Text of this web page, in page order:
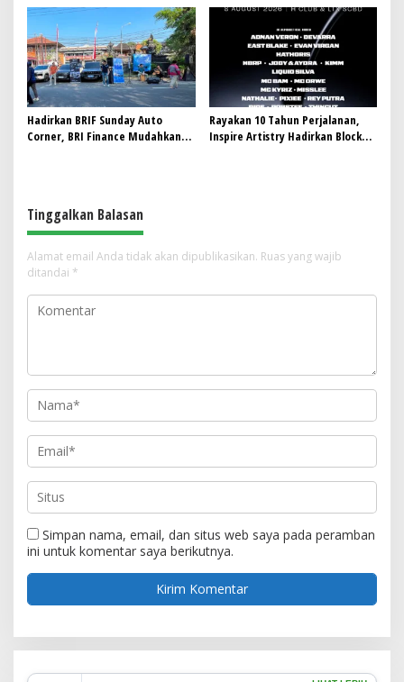
Pekerja di Pabrik Tembakau
Jadi Mahasiswa Angkatan
Pertama Magister ITSI
Hadirkan BRIF Sunday Auto
Corner, BRI Finance Mudahkan
Rayakan 10 Tahun Perjalanan,
Inspire Artistry Hadirkan Block
Tinggalkan Balasan
Alamat email Anda tidak akan dipublikasikan. Ruas yang wajib
ditandai *
Simpan nama, email, dan situs web saya pada peramban
ini untuk komentar saya berikutnya.